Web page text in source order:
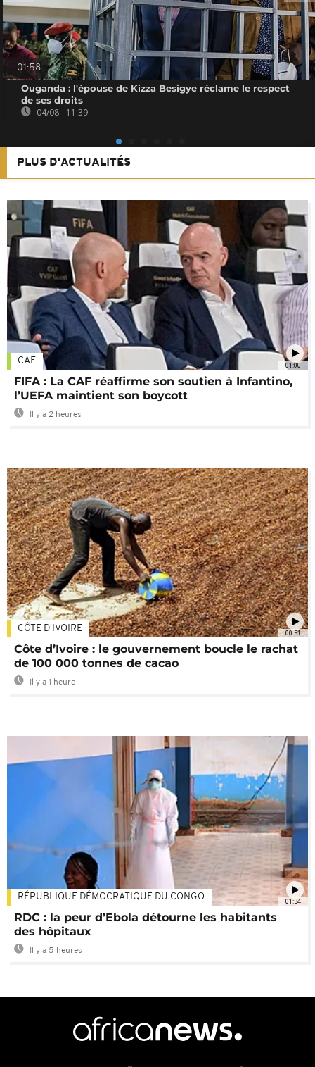
01:58
Ouganda : l'épouse de Kizza Besigye réclame le respect
de ses droits
04/08 - 11:39
PLUS D'ACTUALITÉS
01:00
CAF
FIFA : La CAF réaffirme son soutien à Infantino,
l’UEFA maintient son boycott
Il y a 2 heures
00:51
CÔTE D'IVOIRE
Côte d’Ivoire : le gouvernement boucle le rachat
de 100 000 tonnes de cacao
Il y a 1 heure
01:34
RÉPUBLIQUE DÉMOCRATIQUE DU CONGO
RDC : la peur d’Ebola détourne les habitants
des hôpitaux
Il y a 5 heures